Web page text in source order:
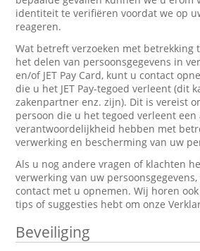
identiteit te verifiëren voordat we op
reageren.
Wat betreft verzoeken met betrekking
het delen van persoonsgegevens in
en/of JET Pay Card, kunt u contact
die u het JET Pay-tegoed verleent (dit
zakenpartner enz. zijn). Dit is vereist
persoon die u het tegoed verleent
verantwoordelijkheid hebben met
verwerking en bescherming van uw
Als u nog andere vragen of klachten
verwerking van uw
contact met u opnemen. Wij horen
tips of suggesties hebt om onze
Beveiliging